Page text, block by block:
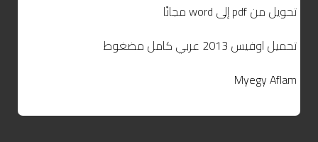
تحويل من pdf إلى word مجانًا
تحميل اوفيس 2013 عربي كامل مضغوط
Myegy Aflam